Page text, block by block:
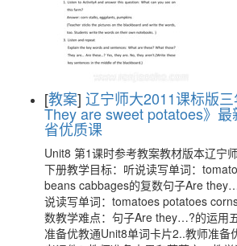
[教案] 辽宁师大2011课标版
They are sweet potatoes》
省优质课
Unit8 第1课时参考教案教材版本辽宁
下册教学目标：听说读写单词：
beans cabbages的复数句子Are
说读写单词：tomatoes potatoes
数教学难点：句子Are they…?的运用
准备优教通Unit8单词卡片2..教师准备